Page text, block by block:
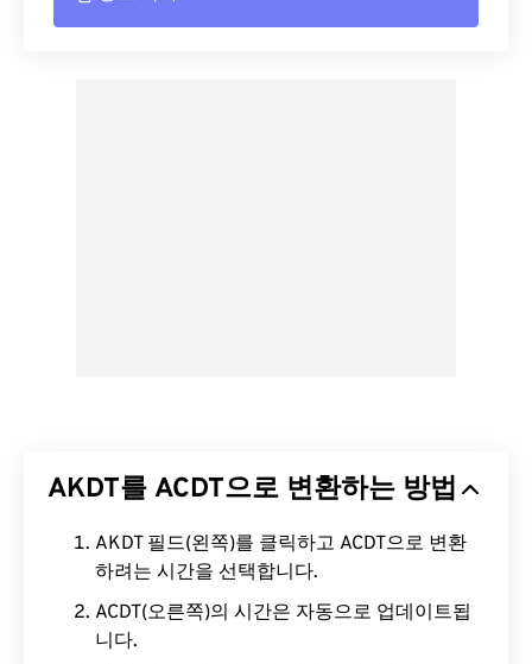
AKDT를 ACDT으로 변환하는 방법
AKDT 필드(왼쪽)를 클릭하고 ACDT으로 변환
하려는 시간을 선택합니다.
ACDT(오른쪽)의 시간은 자동으로 업데이트됩
니다.